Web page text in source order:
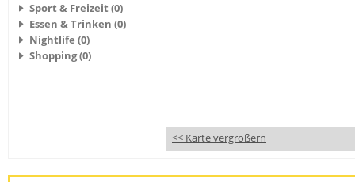
Sport & Freizeit (0)
Essen & Trinken (0)
Nightlife (0)
Shopping (0)
<< Karte vergrößern